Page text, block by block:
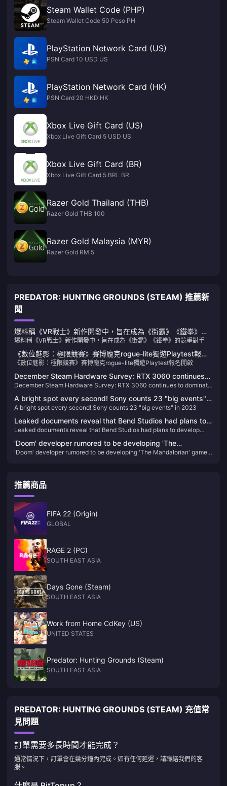
Steam Wallet Code (PHP)
Steam Wallet Code 50 Peso PH
PlayStation Network Card (US)
PSN Card 10 USD US
PlayStation Network Card (HK)
PSN Card 20 HKD HK
Xbox Live Gift Card (US)
Xbox Live Gift Card 5 USD US
Xbox Live Gift Card (BR)
Xbox Live Gift Card 5 BRL BR
Razer Gold Thailand (THB)
Razer Gold THB 100
Razer Gold Malaysia (MYR)
Razer Gold RM 5
PREDATOR: HUNTING GROUNDS (STEAM) 推薦新
聞
爆料稱《VR戰士》新作開發中，旨在成為《街霸》《鐵拳》的
競爭對手
爆料稱《VR戰士》新作開發中，旨在成為《街霸》《鐵拳》的競爭對手
《數位魅影：極限競賽》賽博龐克rogue-lite獨遊Playtest報名
開啟
《數位魅影：極限競賽》賽博龐克rogue-lite獨遊Playtest報名開啟
December Steam Hardware Survey: RTX 3060 continues
to dominate the list
December Steam Hardware Survey: RTX 3060 continues to dominate
A bright spot every second! Sony counts 23 "big events"
in 2023
A bright spot every second! Sony counts 23 "big events" in 2023
Leaked documents reveal that Bend Studios had plans to
develop Days Gone 2 and new Uncharted games
Leaked documents reveal that Bend Studios had plans to develop
'Doom' developer rumored to be developing 'The
Mandalorian' game for Xbox
'Doom' developer rumored to be developing 'The Mandalorian' game
推薦商品
FIFA 22 (Origin)
GLOBAL
RAGE 2 (PC)
SOUTH EAST ASIA
Days Gone (Steam)
SOUTH EAST ASIA
Work from Home CdKey (US)
UNITED STATES
Predator: Hunting Grounds (Steam)
SOUTH EAST ASIA
PREDATOR: HUNTING GROUNDS (STEAM) 充值常
見問題
訂單需要多長時間才能完成？
通常情況下，訂單會在幾分鐘內完成。如有任何延遲，請聯絡我們的客
服。